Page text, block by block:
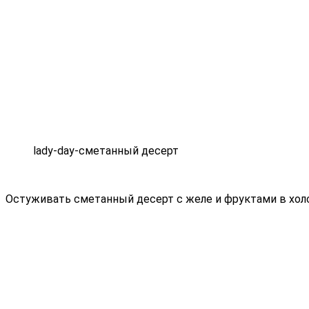
lady-day-сметанный десерт
Остуживать сметанный десерт с желе и фруктами в